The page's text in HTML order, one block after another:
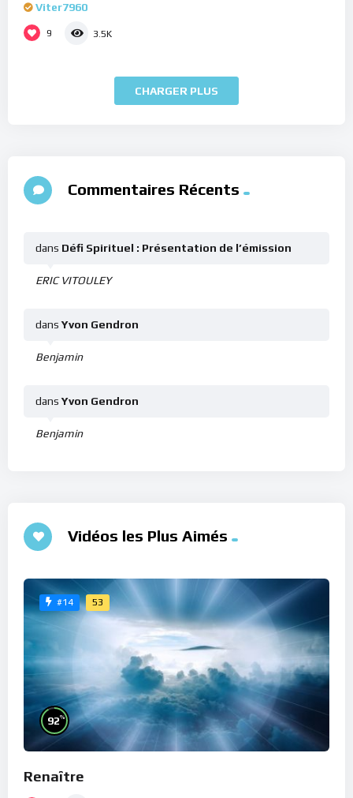
Viter7960
9 3.5K
CHARGER PLUS
Commentaires Récents
ERIC VITOULEY
dans Défi Spirituel : Présentation de l’émission
Benjamin
dans Yvon Gendron
Benjamin
dans Yvon Gendron
Vidéos les Plus Aimés
#14 53
92%
Renaître